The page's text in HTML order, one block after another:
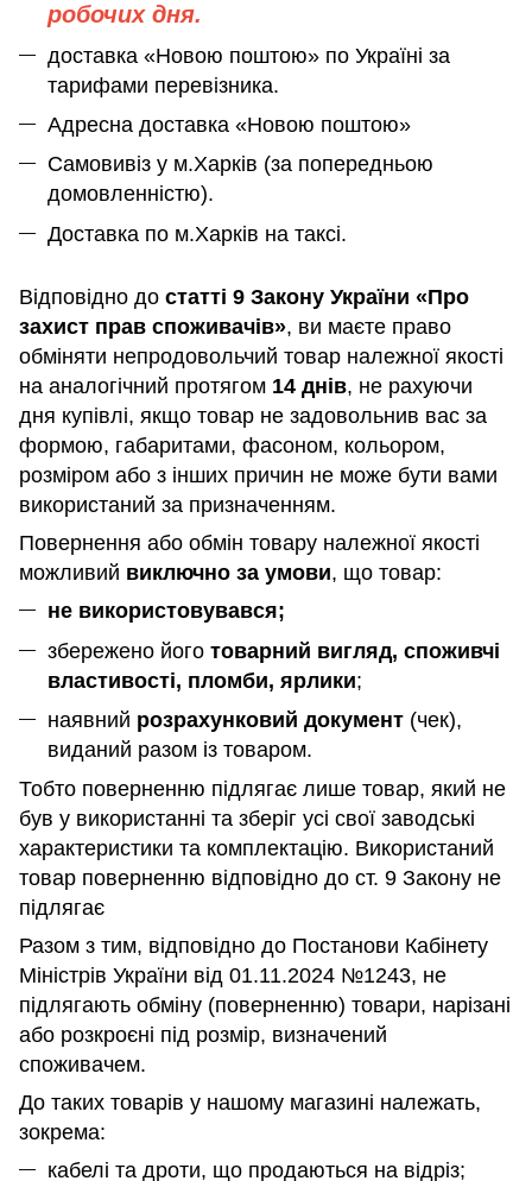
робочих дня.
доставка «Новою поштою» по Україні за
тарифами перевізника.
Адресна доставка «Новою поштою»
Самовивіз у м.Харків (за попередньою
домовленністю).
Доставка по м.Харків на таксі.
Відповідно до статті 9 Закону України «Про
захист прав споживачів», ви маєте право
обміняти непродовольчий товар належної якості
на аналогічний протягом 14 днів, не рахуючи
дня купівлі, якщо товар не задовольнив вас за
формою, габаритами, фасоном, кольором,
розміром або з інших причин не може бути вами
використаний за призначенням.
Повернення або обмін товару належної якості
можливий виключно за умови, що товар:
не використовувався;
збережено його товарний вигляд, споживчі
властивості, пломби, ярлики;
наявний розрахунковий документ (чек),
виданий разом із товаром.
Тобто поверненню підлягає лише товар, який не
був у використанні та зберіг усі свої заводські
характеристики та комплектацію. Використаний
товар поверненню відповідно до ст. 9 Закону не
підлягає
Разом з тим, відповідно до Постанови Кабінету
Міністрів України від 01.11.2024 №1243, не
підлягають обміну (поверненню) товари, нарізані
або розкроєні під розмір, визначений
споживачем.
До таких товарів у нашому магазині належать,
зокрема:
кабелі та дроти, що продаються на відріз;